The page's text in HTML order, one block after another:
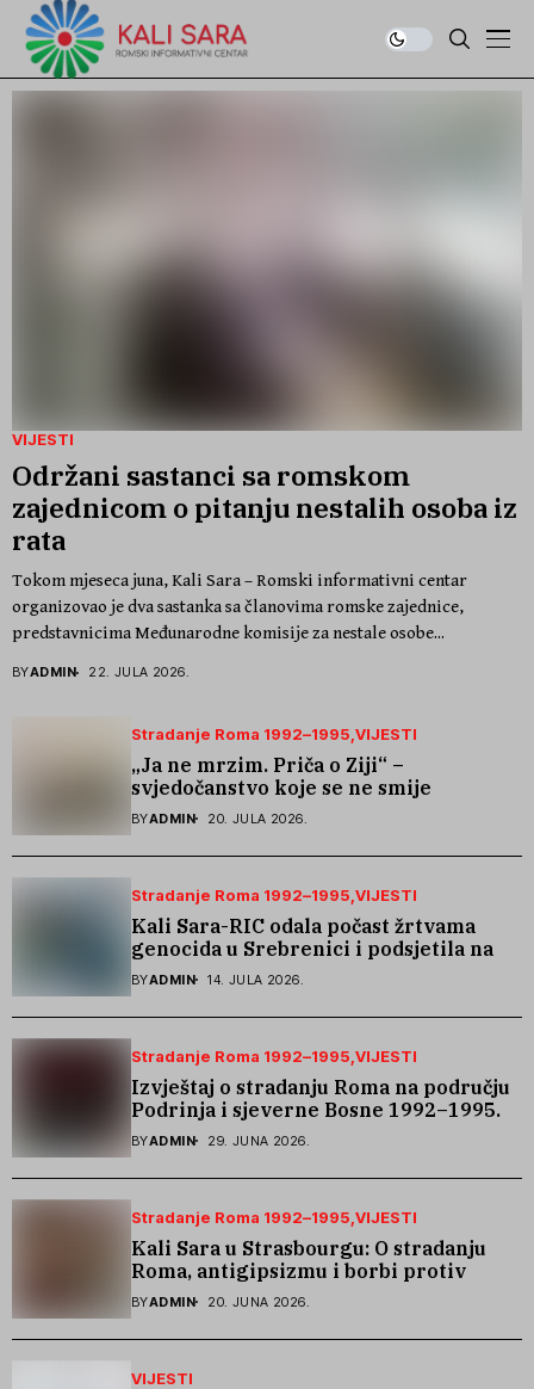
VIJESTI
Održani sastanci sa romskom
zajednicom o pitanju nestalih osoba iz
rata
Tokom mjeseca juna, Kali Sara – Romski informativni centar
organizovao je dva sastanka sa članovima romske zajednice,
predstavnicima Međunarodne komisije za nestale osobe...
BYADMIN 22. JULA 2026.
Stradanje Roma 1992–1995 VIJESTI
„Ja ne mrzim. Priča o Ziji“ –
svjedočanstvo koje se ne smije
zaboraviti
BYADMIN 20. JULA 2026.
Stradanje Roma 1992–1995 VIJESTI
Kali Sara-RIC odala počast žrtvama
genocida u Srebrenici i podsjetila na
stradanje Roma iz Skočića
BYADMIN 14. JULA 2026.
Stradanje Roma 1992–1995 VIJESTI
Izvještaj o stradanju Roma na području
Podrinja i sjeverne Bosne 1992–1995.
godine
BYADMIN 29. JUNA 2026.
Stradanje Roma 1992–1995 VIJESTI
Kali Sara u Strasbourgu: O stradanju
Roma, antigipsizmu i borbi protiv
govora mržnje
BYADMIN 20. JUNA 2026.
VIJESTI